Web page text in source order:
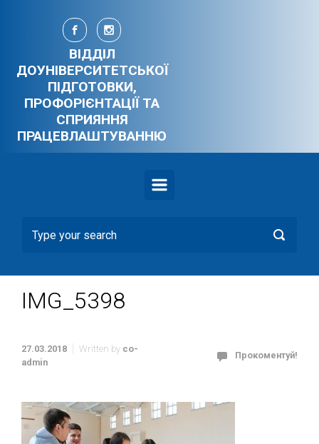
Skip to main content
ВІДДІЛ
ДОУНІВЕРСИТЕТСЬКОЇ
ПІДГОТОВКИ,
ПРОФОРІЄНТАЦІЇ ТА
СПРИЯННЯ
ПРАЦЕВЛАШТУВАННЮ
IMG_5398
27.03.2018 Written by co-
admin
Прокоментуй!